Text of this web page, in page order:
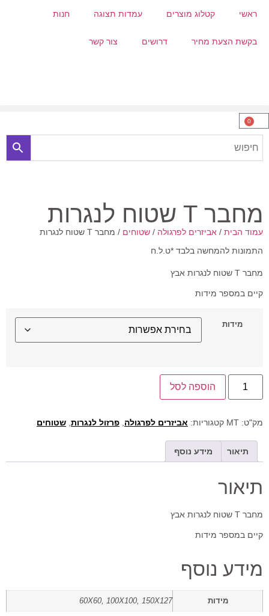
ראשי קטלוג מוצרים עמדות תצוגה חנות
בקשת הצעת מחיר דרושים צור קשר
0
מחבר T שטוח לנגרות
עמוד הבית/ אביזרים לפרגולה/ שטוחים/ מחבר T שטוח לנגרות
התמונות להמחשה בלבד *ט.ל.ח
מחבר T שטוח לנגרות אבץ
קיים במספר מידות
מידות
הוספה לסל
מק"ט:MT קטגוריות: אביזרים לפרגולה,פרזול לנגרות,שטוחים
תיאור מידע נוסף
תיאור
מחבר T שטוח לנגרות אבץ
קיים במספר מידות
מידע נוסף
מידות 60X60, 100X100, 150X127